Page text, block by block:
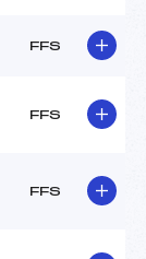
FFS
FFS
FFS